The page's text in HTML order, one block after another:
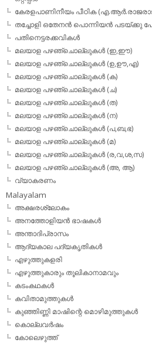
കേരളപാണിനീയം പീഠിക
തച്ചോളി ഒതേനൻ പൊന്നിയൻ പടയ്‌ക്കു
പതിനെട്ടരക്കവികള്‍
മലയാള പഴഞ്ചൊല്ലുകള്‍ (ഇ,ഈ)
മലയാള പഴഞ്ചൊല്ലുകള്‍ (ഉ,ഊ,എ)
മലയാള പഴഞ്ചൊല്ലുകള്‍ (ക)
മലയാള പഴഞ്ചൊല്ലുകള്‍ (ച)
മലയാള പഴഞ്ചൊല്ലുകള്‍ (ത)
മലയാള പഴഞ്ചൊല്ലുകള്‍ (ന)
മലയാള പഴഞ്ചൊല്ലുകള്‍ (പ,ബ,ഭ)
മലയാള പഴഞ്ചൊല്ലുകള്‍ (മ)
മലയാള പഴഞ്ചൊല്ലുകള്‍ (ര,വ,ശ,സ)
മലയാള പഴഞ്ചൊല്ലുകൾ (അ, ആ)
വ്യാകരണം
Malayalam
അക്ഷരശ്ലോകം
അനത്തോളിയന്‍ ഭാഷകള്‍
അന്താദിപ്രാസം
ആദ്യകാല പദ്യകൃതികള്‍
എഴുത്തുകളരി
എഴുത്തുകാരും തൂലികാനാമവും
കടംകഥകള്‍
കവിതാമുത്തുകള്‍
കുഞ്ഞിണ്ണി മാഷിന്റെ മൊഴിമുത്തുകള്‍
കൊല്ലവര്‍ഷം
കോലെഴുത്ത്